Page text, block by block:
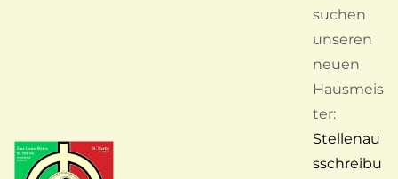
suchen
unseren
neuen
Hausmeis
ter:
Stellenau
sschreibu